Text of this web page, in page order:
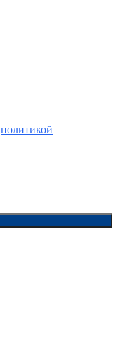
политикой